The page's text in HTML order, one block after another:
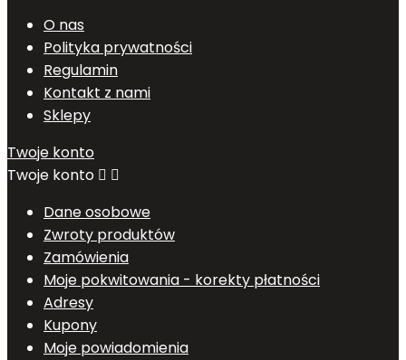
O nas
Polityka prywatności
Regulamin
Kontakt z nami
Sklepy
Twoje konto
Twoje konto  
Dane osobowe
Zwroty produktów
Zamówienia
Moje pokwitowania - korekty płatności
Adresy
Kupony
Moje powiadomienia